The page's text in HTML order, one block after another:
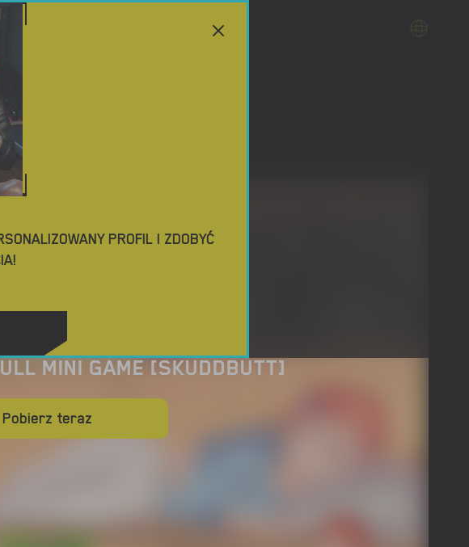
MINI GAME [SKUDDBUTT]
Pobierz teraz
PROFIL I ZDOBYĆ